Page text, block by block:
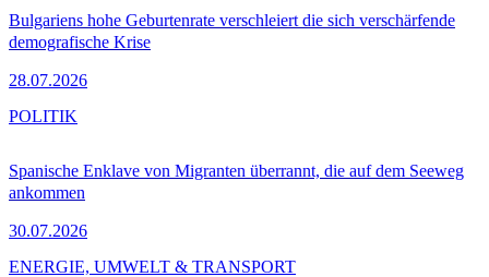
Bulgariens hohe Geburtenrate verschleiert die sich verschärfende
demografische Krise
28.07.2026
Spanische Enklave von Migranten überrannt, die auf dem Seeweg
ankommen
30.07.2026
POLITIK
ENERGIE, UMWELT & TRANSPORT